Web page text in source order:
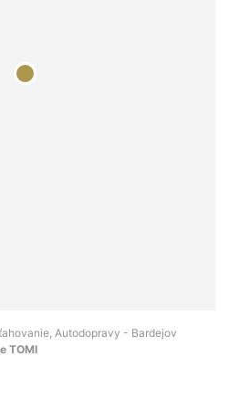
Autodopravy - Bardejov
TOMI